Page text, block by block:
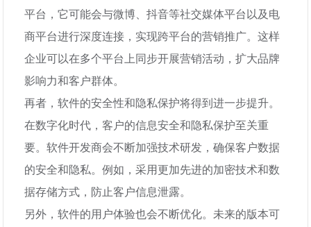
平台，它可能会与微博、抖音等社交媒体平台以及电
商平台进行深度连接，实现跨平台的营销推广。这样
企业可以在多个平台上同步开展营销活动，扩大品牌
影响力和客户群体。
再者，软件的安全性和隐私保护将得到进一步提升。
在数字化时代，客户的信息安全和隐私保护至关重
要。软件开发商会不断加强技术研发，确保客户数据
的安全和隐私。例如，采用更加先进的加密技术和数
据存储方式，防止客户信息泄露。
另外，软件的用户体验也会不断优化。未来的版本可